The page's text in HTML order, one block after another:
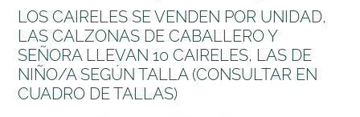
LOS CAIRELES SE VENDEN POR UNIDAD,
LAS CALZONAS DE CABALLERO Y
SEÑORA LLEVAN 10 CAIRELES, LAS DE
NIÑO/A SEGÚN TALLA (CONSULTAR EN
CUADRO DE TALLAS)